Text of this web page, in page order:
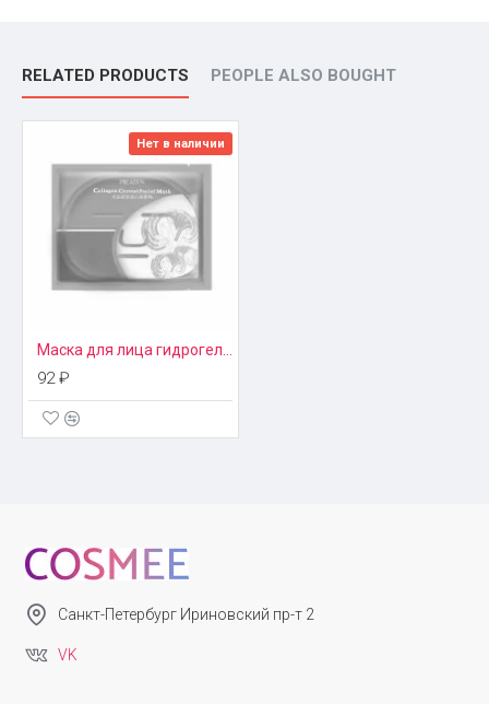
RELATED PRODUCTS PEOPLE ALSO BOUGHT
Нет в наличии
92 ₽
Санкт-Петербург Ириновский пр-т 2
VK